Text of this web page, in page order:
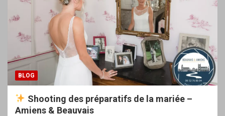
BLOG
Shooting des préparatifs de la mariée –
Amiens & Beauvais